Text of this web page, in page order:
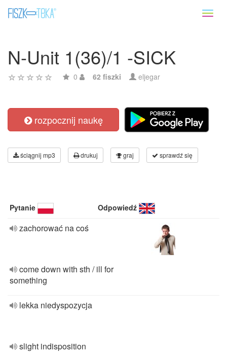
N-Unit 1(36)/1 -SICK
0 62 fiszki eljegar
rozpocznij naukę
ściągnij mp3 drukuj graj sprawdź się
Pytanie Odpowiedź
zachorować na coś
come down with sth / ill for
something
lekka niedyspozycja
slight indisposition